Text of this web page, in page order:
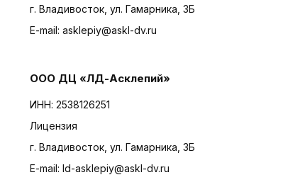
г. Владивосток, ул. Гамарника, 3Б
E-mail: asklepiy@askl-dv.ru
ООО ДЦ «ЛД-Асклепий»
ИНН: 2538126251
Лицензия
г. Владивосток, ул. Гамарника, 3Б
E-mail: ld-asklepiy@askl-dv.ru